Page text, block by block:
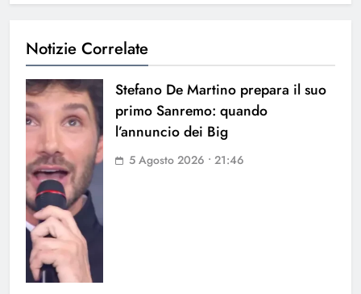
Notizie Correlate
Stefano De Martino prepara il suo
primo Sanremo: quando
l’annuncio dei Big
5 Agosto 2026 • 21:46